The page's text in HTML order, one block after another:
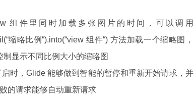
组件里同时加载多张图片的时间，可以调用
缩略比例“).into(“view 组件“) 方法加载一个缩略图，
显示不同比例大小的缩略图
时，Glide 能够做到智能的暂停和重新开始请求，并
的请求能够自动重新请求